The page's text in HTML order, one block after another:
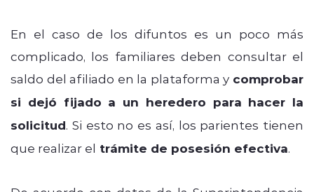
En el caso de los difuntos es un poco más
complicado, los familiares deben consultar el
saldo del afiliado en la plataforma y comprobar
si dejó fijado a un heredero para hacer la
solicitud. Si esto no es así, los parientes tienen
que realizar el trámite de posesión efectiva.